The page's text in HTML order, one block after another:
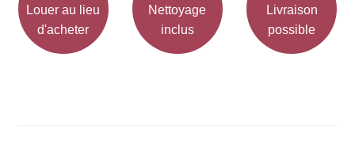
Louer au lieu
d'acheter
Nettoyage
inclus
Livraison
possible